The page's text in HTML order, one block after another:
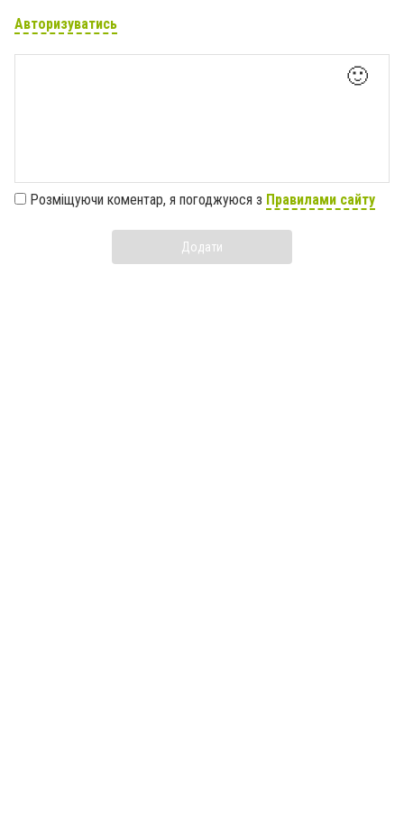
Авторизуватись
🙂
Розміщуючи коментар, я погоджуюся з Правилами сайту
Додати